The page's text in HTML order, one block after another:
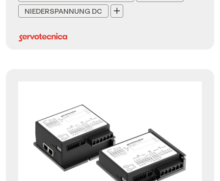
NIEDERSPANNUNG DC